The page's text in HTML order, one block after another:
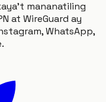
mananatiling
at WireGuard ay
WhatsApp,